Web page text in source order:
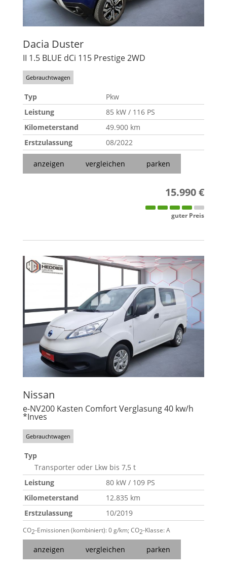
Dacia Duster
II 1.5 BLUE dCi 115 Prestige 2WD
Gebrauchtwagen
Typ
Pkw
Leistung
85 kW / 116 PS
Kilometerstand
49.900 km
Erstzulassung
08/2022
anzeigen vergleichen parken
15.990 €
guter Preis
Nissan
e-NV200 Kasten Comfort Verglasung 40 kw/h
*Inves
Gebrauchtwagen
Typ
Transporter oder Lkw bis 7,5 t
Leistung
80 kW / 109 PS
Kilometerstand
12.835 km
Erstzulassung
10/2019
CO2-Emissionen (kombiniert):0 g/km;CO2-Klasse:A
anzeigen vergleichen parken